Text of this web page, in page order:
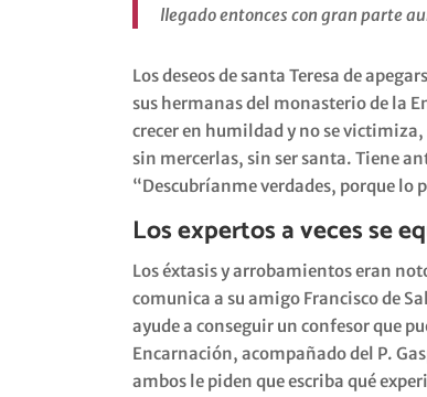
llegado entonces con gran parte
Los deseos de santa Teresa de
sus hermanas del monasterio de la
crecer en humildad y no se
sin mercerlas, sin ser santa. Tiene
“Descubríanme verdades, porque lo
Los expertos a veces se
Los éxtasis y arrobamientos eran
comunica a su amigo Francisco de
ayude a conseguir un confesor que
Encarnación, acompañado del P.
ambos le piden que escriba qué